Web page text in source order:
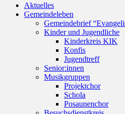
Zum
Inhalt
Aktuelles
Gemeindeleben
Gemeindebrief
Kinder und Jugendliche
Kinderkreis KIK
Konfis
Jugendtreff
Senior:innen
Musikgruppen
Projektchor
Schola
Posaunenchor